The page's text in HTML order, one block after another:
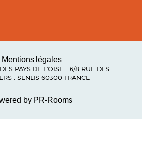
Mentions légales
PAYS DE L'OISE - 6/8 RUE DES
, SENLIS 60300 FRANCE
by PR-Rooms